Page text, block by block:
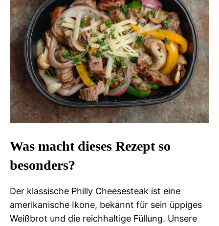
Was macht dieses Rezept so
besonders?
Der klassische Philly Cheesesteak ist eine
amerikanische Ikone, bekannt für sein üppiges
Weißbrot und die reichhaltige Füllung. Unsere